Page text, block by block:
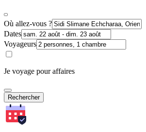
Où allez-vous ?
Dates
Voyageurs
Je voyage pour affaires
Rechercher